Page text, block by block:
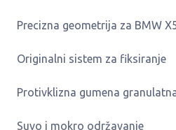
Precizna geometrija za BMW
Originalni sistem za fiksiranje
Protivklizna gumena
Suvo i mokro održavanje